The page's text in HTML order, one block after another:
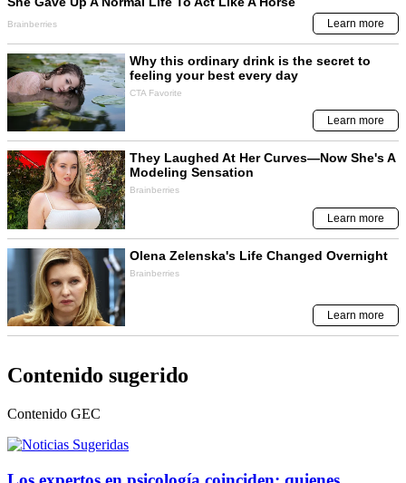
Contenido sugerido
Contenido GEC